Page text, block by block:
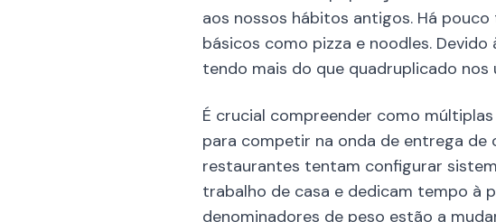
aos nossos hábitos antigos. Há
básicos como pizza e noodles.
tendo mais do que quadruplicado
É crucial compreender como
para competir na onda de entrega de
restaurantes tentam configurar
trabalho de casa e dedicam tempo à
denominadores de peso estão a